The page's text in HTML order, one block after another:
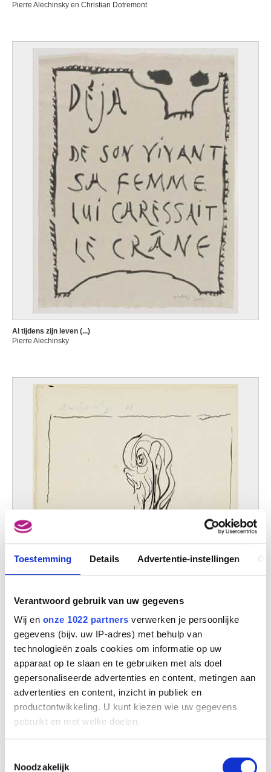
Toestemming Details Advertentie-instellingen
Verantwoord gebruik van uw gegevens
Wij en onze 1022 partners verwerken je persoonlijke
gegevens (bijv. uw IP-adres) met behulp van
technologieën zoals cookies om informatie op uw
apparaat op te slaan en te gebruiken met als doel
gepersonaliseerde advertenties en content, metingen aan
advertenties en content, inzicht in publiek en
productontwikkeling. U kunt kiezen wie uw gegevens
gebruikt en met welke doelen.
Informatie verzamelen over uw geografische
Noodzakelijk
Pierre Alechinsky en Christian Dotremont
Al tijdens zijn leven (...)
Pierre Alechinsky
Al wat u schildert kan tegen u worden ingebracht
Pierre Alechinsky